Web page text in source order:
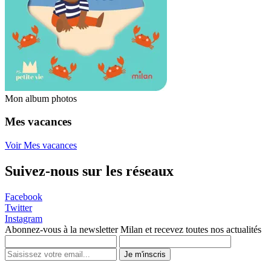
Mon album photos
Mes vacances
Voir Mes vacances
Suivez-nous sur les réseaux
Facebook
Twitter
Instagram
Abonnez-vous à la newsletter Milan et recevez toutes nos actualités
Je m'inscris